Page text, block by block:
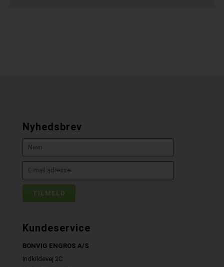
Nyhedsbrev
Kundeservice
BONVIG ENGROS A/S
Indkildevej 2C